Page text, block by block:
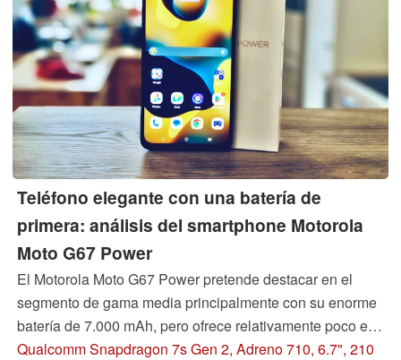
Teléfono elegante con una batería de
primera: análisis del smartphone Motorola
Moto G67 Power
El Motorola Moto G67 Power pretende destacar en el
segmento de gama media principalmente con su enorme
batería de 7.000 mAh, pero ofrece relativamente poco en
cuanto a rendimiento de la cámara y compatibilidad con
Qualcomm Snapdragon 7s Gen 2, Adreno 710, 6.7", 210